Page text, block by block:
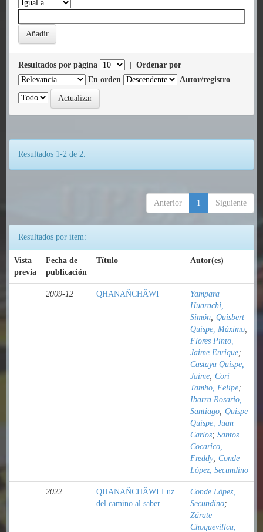
Resultados por página
Ordenar por
En orden
Autor/registro
Resultados 1-2 de 2.
Anterior 1 Siguiente
Resultados por ítem:
Vista
previa
Fecha de
publicación
Título Autor(es)
2009-12 QHANAÑCHÄWI
Yampara
Huarachi,
Simón; Quisbert
Quispe, Máximo;
Flores Pinto,
Jaime Enrique;
Castaya Quispe,
Jaime; Cori
Tambo, Felipe;
Ibarra Rosario,
Santiago; Quispe
Quispe, Juan
Carlos; Santos
Cocarico,
Freddy; Conde
López, Secundino
2022
QHANAÑCHÄWI Luz
del camino al saber
Conde López,
Secundino;
Zárate
Choquevillca,